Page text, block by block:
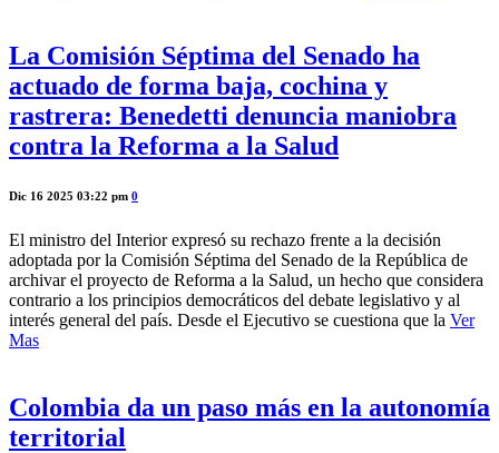
La Comisión Séptima del Senado ha
actuado de forma baja, cochina y
rastrera: Benedetti denuncia maniobra
contra la Reforma a la Salud
Dic 16 2025 03:22 pm 0
El ministro del Interior expresó su rechazo frente a la decisión
adoptada por la Comisión Séptima del Senado de la República de
archivar el proyecto de Reforma a la Salud, un hecho que considera
contrario a los principios democráticos del debate legislativo y al
interés general del país. Desde el Ejecutivo se cuestiona que la Ver
Mas
Colombia da un paso más en la autonomía
territorial